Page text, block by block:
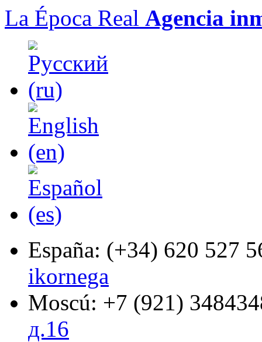
La Época Real Agencia
España: (+34) 620 527
ikornega
Moscú: +7 (921)
д.16